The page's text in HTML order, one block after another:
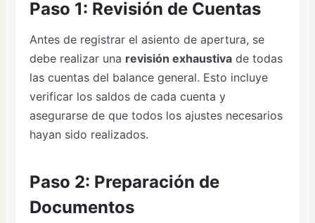
Paso 1: Revisión de Cuentas
Antes de registrar el asiento de apertura, se
debe realizar una revisión exhaustiva de todas
las cuentas del balance general. Esto incluye
verificar los saldos de cada cuenta y
asegurarse de que todos los ajustes necesarios
hayan sido realizados.
Paso 2: Preparación de
Documentos